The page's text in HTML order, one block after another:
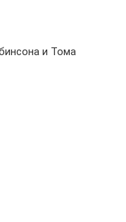
и Тома